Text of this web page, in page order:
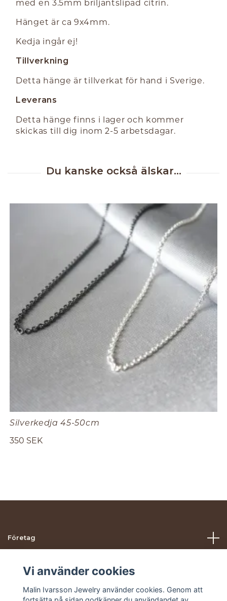
med en 3.5mm briljantslipad citrin.
Hänget är ca 9x4mm.
Kedja ingår ej!
Tillverkning
Detta hänge är tillverkat för hand i Sverige.
Leverans
Detta hänge finns i lager och kommer
skickas till dig inom 2-5 arbetsdagar.
Silverkedja 45-50cm
350 SEK
Företag
Sociala medier
Vi använder cookies
Malin Ivarsson Jewelry använder cookies. Genom att